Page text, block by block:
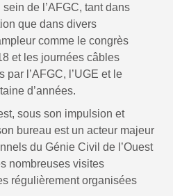
de l’AFGC, tant dans
que dans divers
comme le congrès
et les journées câbles
l’AFGC, l’UGE et le
d’années.
sous son impulsion et
bureau est un acteur majeur
du Génie Civil de l’Ouest
nombreuses visites
régulièrement organisées